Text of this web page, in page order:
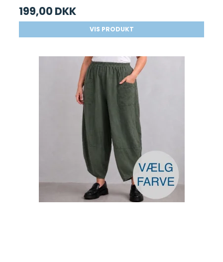
199,00 DKK
VIS PRODUKT